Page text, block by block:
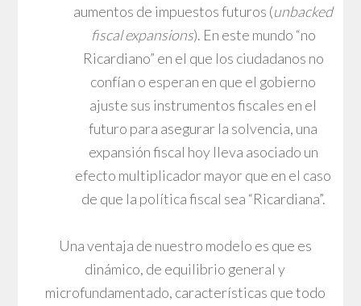
aumentos de impuestos futuros (unbacked
fiscal expansions). En este mundo “no
Ricardiano” en el que los ciudadanos no
confían o esperan en que el gobierno
ajuste sus instrumentos fiscales en el
futuro para asegurar la solvencia, una
expansión fiscal hoy lleva asociado un
efecto multiplicador mayor que en el caso
de que la política fiscal sea “Ricardiana”.
Una ventaja de nuestro modelo es que es
dinámico, de equilibrio general y
microfundamentado, características que todo